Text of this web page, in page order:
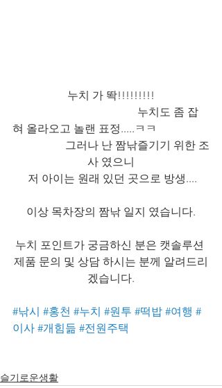
누치 가 똭!!!!!!!!!
혀 올라오고 놀랜 표정.....ㅋㅋ
사 였으니
저 아이는 원래 있던 곳으로 방생....
이상 목차장의 짬낚 일지 였습니다.
누치 포인트가 궁금하신 분은 캣솔루션
제품 문의 및 상담 하시는 분께 알려드리
겠습니다.
#낚시 #홍천 #누치 #원투 #떡밥 #여행 #
이사 #개힘듦 #전원주택
슬기로운생활